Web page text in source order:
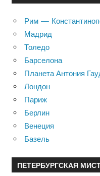
Рим —
Мадрид
Толедо
Барселона
Планета Антония
Лондон
Париж
Берлин
Венеция
Базель
ПЕТЕРБУРГСКАЯ